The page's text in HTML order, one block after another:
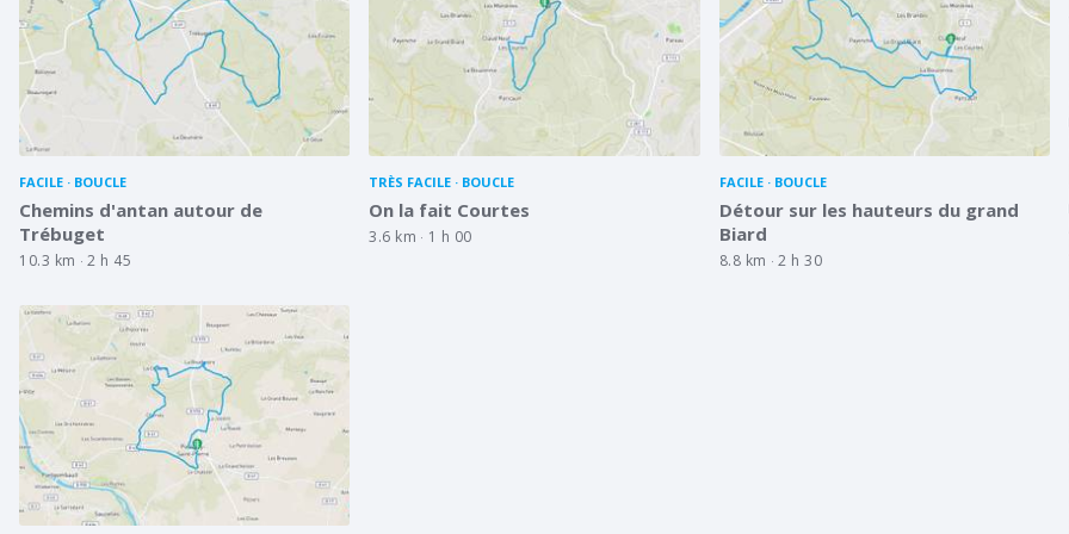
FACILE BOUCLE
Chemins d'antan autour de
Trébuget
10.3 km 2 h 45
TRÈS FACILE BOUCLE
On la fait Courtes
3.6 km 1 h 00
FACILE BOUCLE
Détour sur les hauteurs du grand
Biard
8.8 km 2 h 30